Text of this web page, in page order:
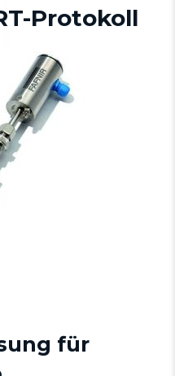
Protokoll
für